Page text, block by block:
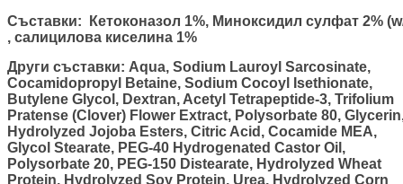
Съставки: Кетоконазол 1%, Миноксидил сулфат 2%
, салицилова киселина 1%
Други съставки: Aqua, Sodium Lauroyl Sarcosinate,
Cocamidopropyl Betaine, Sodium Cocoyl Isethionate,
Butylene Glycol, Dextran, Acetyl Tetrapeptide-3, Trifolium
Pratense (Clover) Flower Extract, Polysorbate 80,
Hydrolyzed Jojoba Esters, Citric Acid, Cocamide MEA,
Glycol Stearate, PEG-40 Hydrogenated Castor Oil,
Polysorbate 20, PEG-150 Distearate, Hydrolyzed Wheat
Protein, Hydrolyzed Soy Protein, Urea, Hydrolyzed Corn